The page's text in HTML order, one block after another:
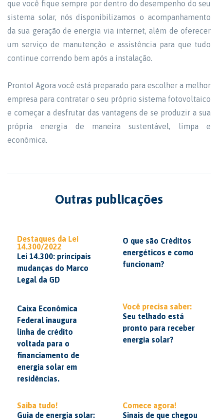
que você fique sempre por dentro do desempenho do seu
sistema solar, nós disponibilizamos o acompanhamento
da sua geração de energia via internet, além de oferecer
um serviço de manutenção e assistência para que tudo
continue correndo bem após a instalação.
Pronto! Agora você está preparado para escolher a melhor
empresa para contratar o seu próprio sistema fotovoltaico
e começar a desfrutar das vantagens de se produzir a sua
própria energia de maneira sustentável, limpa e
econômica.
Outras publicações
Destaques da Lei
14.300/2022
Lei 14.300: principais
mudanças do Marco
Legal da GD
O que são Créditos
energéticos e como
funcionam?
Caixa Econômica
Federal inaugura
linha de crédito
voltada para o
financiamento de
energia solar em
residências.
Você precisa saber:
Seu telhado está
pronto para receber
energia solar?
Saiba tudo!
Guia de energia solar:
Comece agora!
Sinais de que chegou